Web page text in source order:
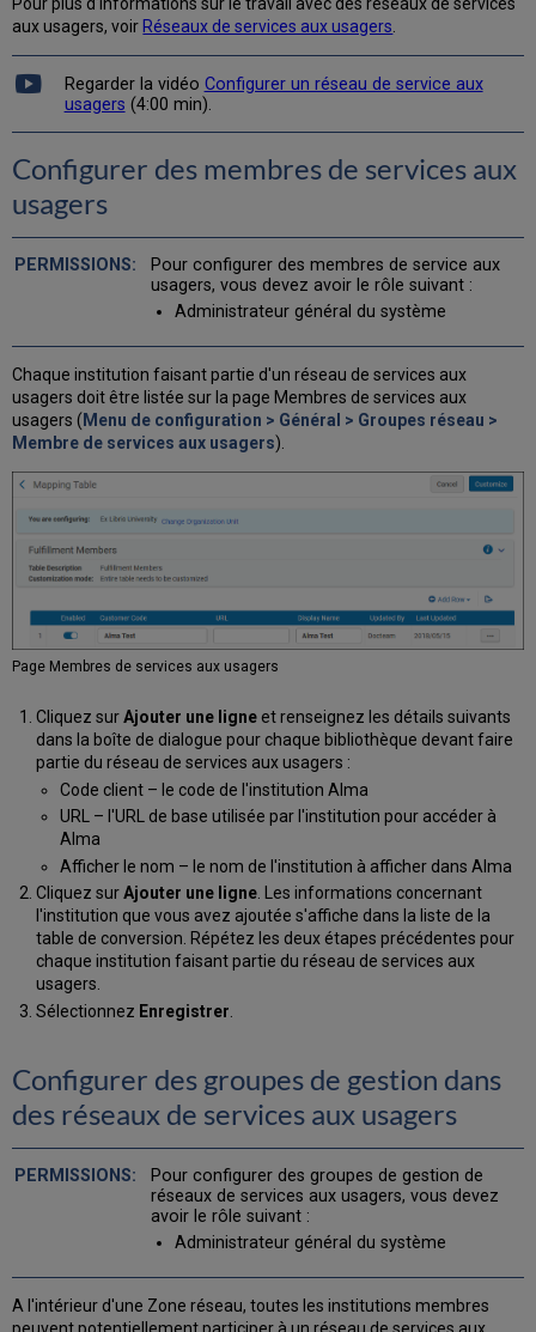
aux usagers, voir Réseaux de services aux usagers
Regarder la vidéo Configurer un réseau de service aux
usagers (4:00 min).
Configurer des membres de services aux
usagers
Pour configurer des membres de service aux
usagers, vous devez avoir le rôle suivant :
Administrateur général du système
Chaque institution faisant partie d'un réseau de services aux
usagers doit être listée sur la page Membres de services aux
usagers ( Menu de configuration > Général > Groupes réseau >
Membre de services aux usagers).
Page Membres de services aux usagers
Cliquez surAjouter une ligneet renseignez les détails suivants
dans la boîte de dialogue pour chaque bibliothèque devant faire
partie du réseau de services aux usagers :
Code client – le code de l'institution Alma
URL – l'URL de base utilisée par l'institution pour accéder à
Alma
Afficher le nom – le nom de l'institution à afficher dans Alma
Cliquez surAjouter une ligne. Les informations concernant
l'institution que vous avez ajoutée s'affiche dans la liste de la
table de conversion. Répétez les deux étapes précédentes pour
chaque institution faisant partie du réseau de services aux
usagers.
Sélectionnez Enregistrer
Configurer des groupes de gestion dans
des réseaux de services aux usagers
Pour configurer des groupes de gestion de
réseaux de services aux usagers, vous devez
avoir le rôle suivant :
Administrateur général du système
A l'intérieur d'une Zone réseau, toutes les institutions membres